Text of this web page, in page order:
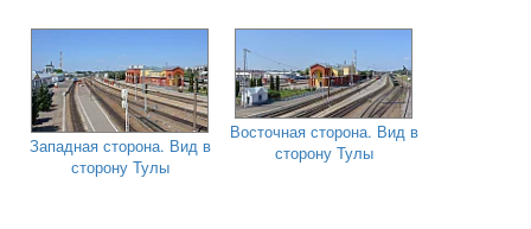
Западная сторона. Вид в
сторону Тулы
Восточная сторона. Вид в
сторону Тулы